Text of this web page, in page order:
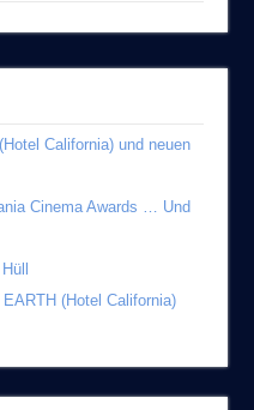
California) und neuen
Cinema Awards … Und
(Hotel California)